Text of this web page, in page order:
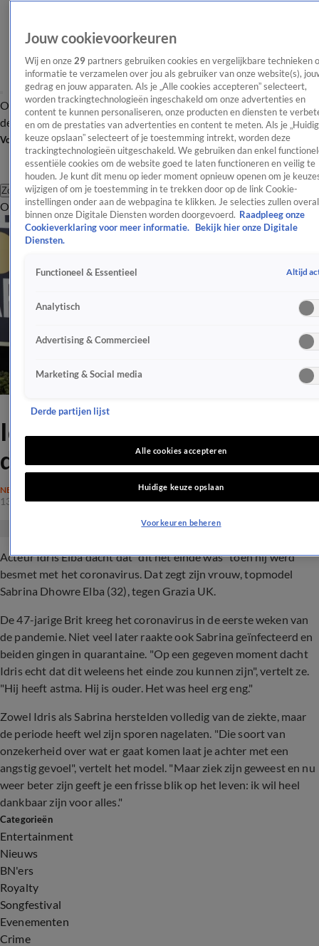
OverzichtAfleveringen Entertainment TV Algemeen
Tip
de redactieNieuwsbrief
Volg Shownieuws
Zoeken
OverzichtEntertainmentSpraakmakendRealityCrimeVideo's
Idris Elba was bang dat hij
doodging aan corona
NEDERLAND
13 aug 2020, 18:39
Acteur Idris Elba dacht dat "dit het einde was" toen hij werd
besmet met het coronavirus. Dat zegt zijn vrouw, topmodel
Sabrina Dhowre Elba (32), tegen Grazia UK.
De 47-jarige Brit kreeg het coronavirus in de eerste weken van
de pandemie. Niet veel later raakte ook Sabrina geïnfecteerd en
beiden gingen in quarantaine. "Op een gegeven moment dacht
Idris echt dat dit weleens het einde zou kunnen zijn", vertelt ze.
"Hij heeft astma. Hij is ouder. Het was heel erg eng."
Zowel Idris als Sabrina herstelden volledig van de ziekte, maar
de periode heeft wel zijn sporen nagelaten. "Die soort van
onzekerheid over wat er gaat komen laat je achter met een
angstig gevoel", vertelt het model. "Maar ziek zijn geweest en nu
weer beter zijn geeft je een frisse blik op het leven: ik wil heel
dankbaar zijn voor alles."
Categorieën
Entertainment
Nieuws
BN'ers
Royalty
Songfestival
Evenementen
Crime
Jouw cookievoorkeuren
Wij en onze 29 partners gebruiken cookies en vergelijkbare technieken
informatie te verzamelen over jou als gebruiker van onze website(s),
gedrag en jouw apparaten. Als je „Alle cookies accepteren” selecteert,
worden trackingtechnologieën ingeschakeld om onze advertenties en
content te kunnen personaliseren, onze producten en diensten te
en om de prestaties van advertenties en content te meten. Als je
keuze opslaan” selecteert of je toestemming intrekt, worden deze
trackingtechnologieën uitgeschakeld. We gebruiken dan enkel
essentiële cookies om de website goed te laten functioneren en veilig te
houden. Je kunt dit menu op ieder moment opnieuw openen om je
wijzigen of om je toestemming in te trekken door op de link Cookie-
instellingen onder aan de webpagina te klikken. Je selecties zullen overal
binnen onze Digitale Diensten worden doorgevoerd. Raadpleeg onze
Cookieverklaring voor meer informatie.
Bekijk hier onze Digitale
Diensten.
Functioneel & Essentieel Altijd
Analytisch
Advertising & Commercieel
Marketing & Social media
Derde partijen lijst
Alle cookies accepteren
Huidige keuze opslaan
Voorkeuren beheren